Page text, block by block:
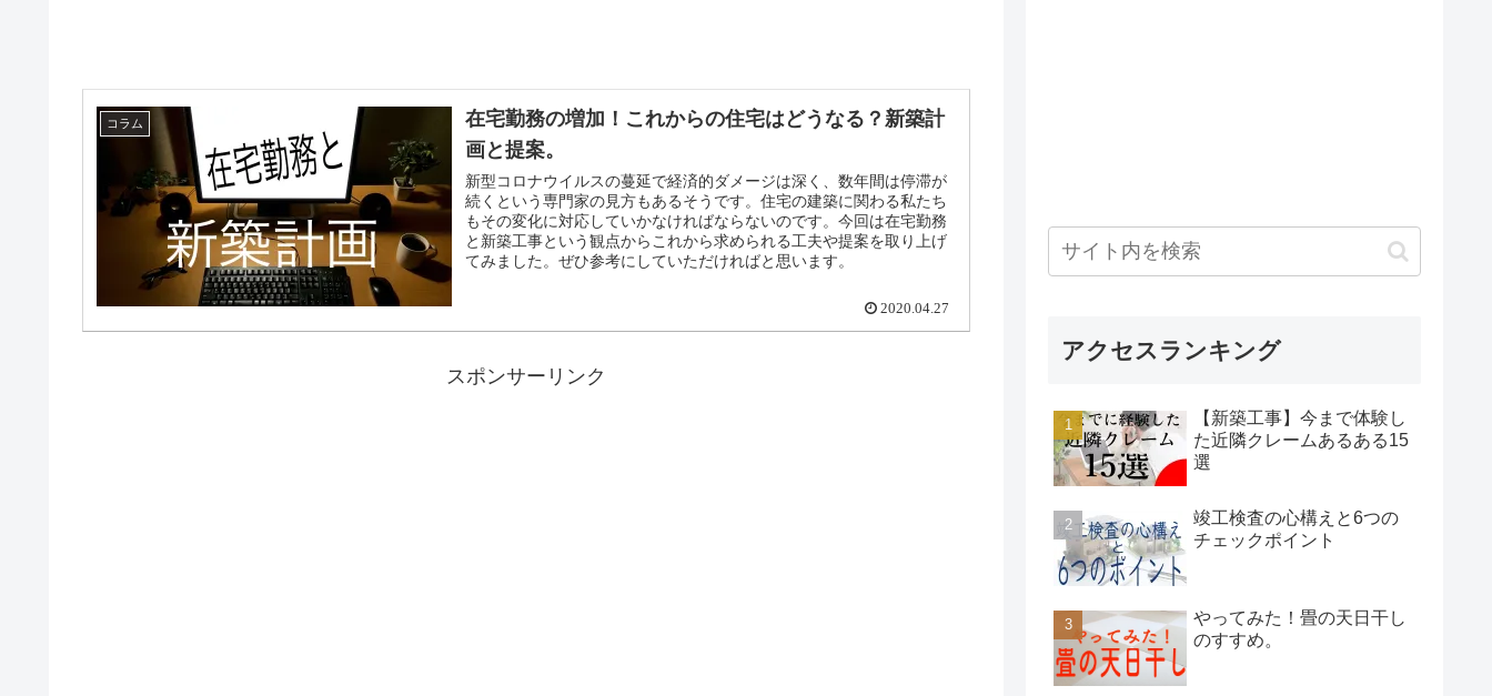
コラム
在宅勤務の増加！これからの住宅はどうなる？新築計
画と提案。
新型コロナウイルスの蔓延で経済的ダメージは深く、数年間は停滞が
続くという専門家の見方もあるそうです。住宅の建築に関わる私たち
もその変化に対応していかなければならないのです。今回は在宅勤務
と新築工事という観点からこれから求められる工夫や提案を取り上げ
てみました。ぜひ参考にしていただければと思います。
2020.04.27
スポンサーリンク
アクセスランキング
【新築工事】今まで体験し
た近隣クレームあるある15
選
竣工検査の心構えと6つの
チェックポイント
やってみた！畳の天日干し
のすすめ。